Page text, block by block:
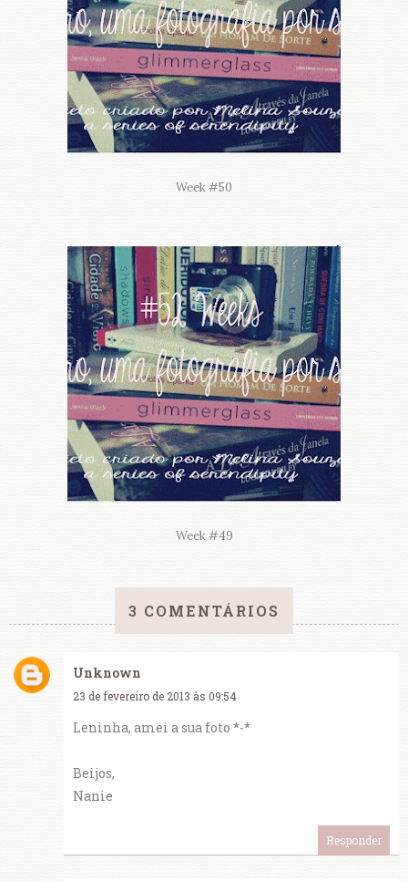
Week #50
Week #49
3 COMENTÁRIOS
Unknown
23 de fevereiro de 2013 às 09:54
Leninha, amei a sua foto *-*
Beijos,
Nanie
Responder